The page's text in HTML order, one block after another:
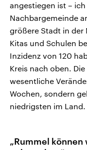
angestiegen ist –
Nachbargemeinde
größere Stadt in der
Kitas und Schulen
Inzidenz von 120
Kreis nach oben.
wesentliche
Wochen, sondern
niedrigsten im Land.
„Rummel